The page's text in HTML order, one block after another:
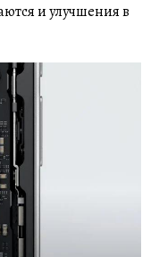
и улучшения в